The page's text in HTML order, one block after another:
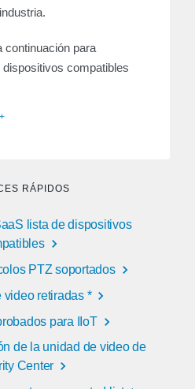
continuación para
compatibles
RÁPIDOS
lista de dispositivos
PTZ soportados
video retiradas *
para IIoT
de la unidad de video de
Center